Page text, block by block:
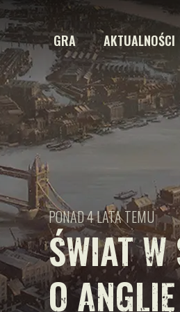
GRA AKTUALNOŚCI
ŚWIAT W
O
PONAD 4 LATA TEMU